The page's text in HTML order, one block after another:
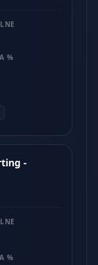
%
-
%